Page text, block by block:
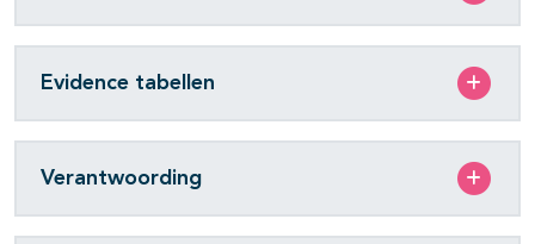
Evidence tabellen
Verantwoording